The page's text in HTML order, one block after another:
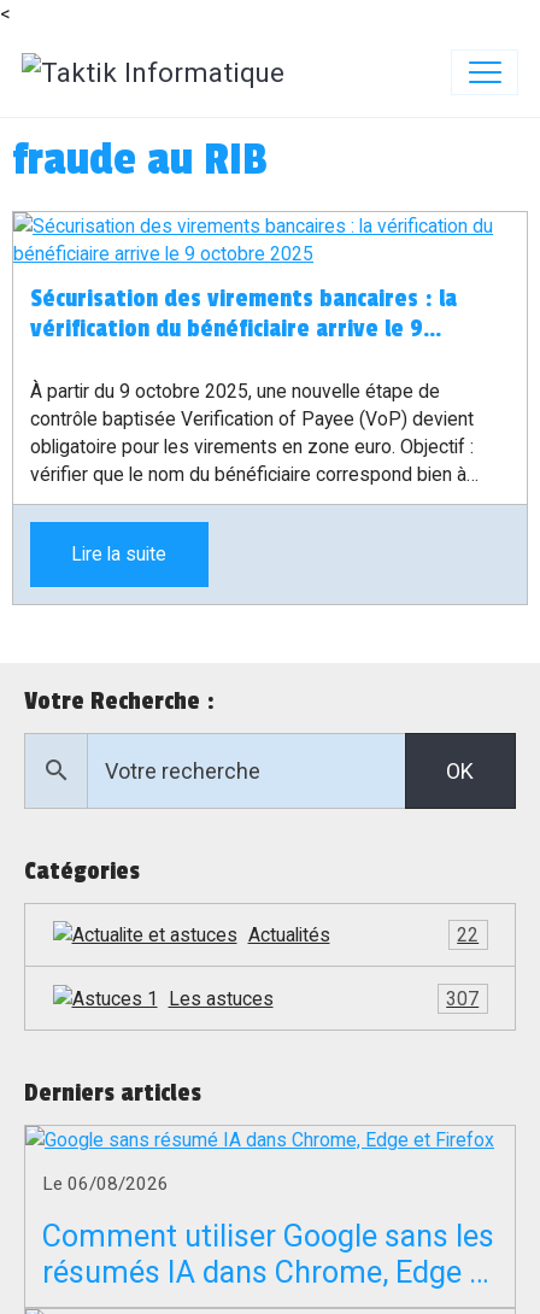
<
fraude au RIB
Sécurisation des virements bancaires : la
vérification du bénéficiaire arrive le 9
À partir du 9 octobre 2025, une nouvelle étape de
contrôle baptisée Verification of Payee (VoP) devient
obligatoire pour les virements en zone euro. Objectif :
vérifier que le nom du bénéficiaire correspond bien à
l’IBAN avant d’exécuter l’opération — un vrai plus contre
les détournements de RIB et les erreurs de saisie.
Comment ça marche, quelles limites et quels bons
réflexes adopter ? On fait le point, simplement et
concrètement.
Lire la suite
Votre Recherche :
OK
Catégories
Actualités 22
Les astuces 307
Derniers articles
Le 06/08/2026
Comment utiliser Google sans les
résumés IA dans Chrome, Edge et